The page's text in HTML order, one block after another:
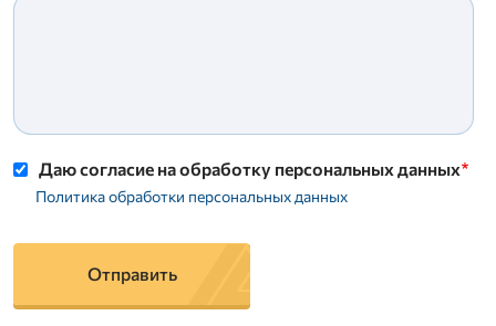
Даю согласие на обработку персональных данных
Политика обработки персональных данных